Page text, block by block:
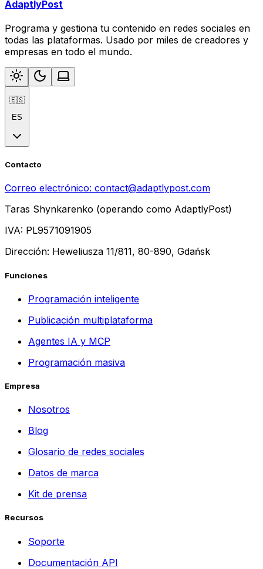
AdaptlyPost
Programa y gestiona tu contenido en redes sociales en
todas las plataformas. Usado por miles de creadores y
empresas en todo el mundo.
🇪🇸
ES
Contacto
Correo electrónico: contact@adaptlypost.com
Taras Shynkarenko (operando como AdaptlyPost)
IVA: PL9571091905
Dirección: Heweliusza 11/811, 80-890, Gdańsk
Funciones
Programación inteligente
Publicación multiplataforma
Agentes IA y MCP
Programación masiva
Empresa
Nosotros
Blog
Glosario de redes sociales
Datos de marca
Kit de prensa
Recursos
Soporte
Documentación API